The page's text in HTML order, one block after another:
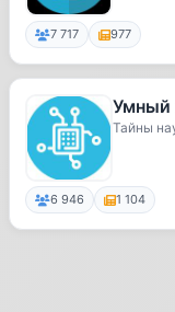
7 717 977
Умный
Тайны
6 946 1 104